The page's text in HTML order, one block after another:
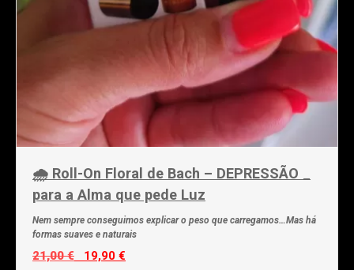
🌧️ Roll-On Floral de Bach – DEPRESSÃO _
para a Alma que pede Luz
Nem sempre conseguimos explicar o peso que carregamos…Mas há
formas suaves e naturais
21,00 € 19,90 €